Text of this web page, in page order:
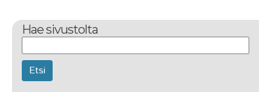
Hae sivustolta